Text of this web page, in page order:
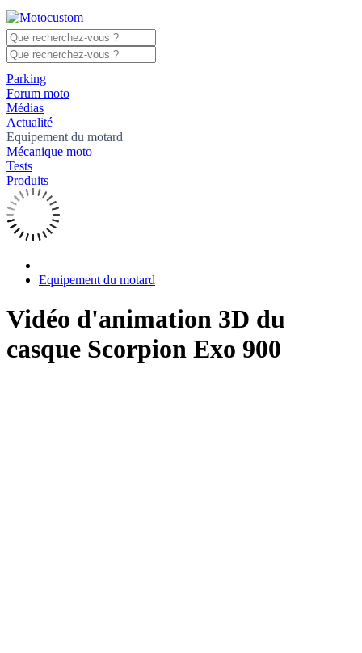
Parking
Forum moto
Médias
Actualité
Equipement du motard
Mécanique moto
Tests
Produits
Equipement du motard
Vidéo d'animation 3D du
casque Scorpion Exo 900